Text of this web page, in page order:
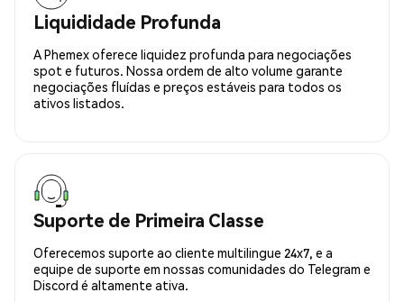
Liquididade Profunda
A Phemex oferece liquidez profunda para negociações
spot e futuros. Nossa ordem de alto volume garante
negociações fluídas e preços estáveis para todos os
ativos listados.
Suporte de Primeira Classe
Oferecemos suporte ao cliente multilingue 24x7, e a
equipe de suporte em nossas comunidades do Telegram e
Discord é altamente ativa.